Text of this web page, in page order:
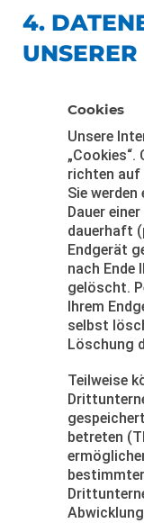
4.
Cookies
Unsere
richten auf
Sie
Dauer
dauerhaft
Endgerät
nach Ende
gelöscht.
Ihrem
selbst
Löschung
Teilweise
betreten